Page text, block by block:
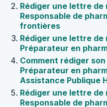
Rédiger une lettre
Responsable de
frontières
Rédiger une lettre
Préparateur en
Comment rédiger
Préparateur en
Assistance Publique
Rédiger une lettre
Responsable de